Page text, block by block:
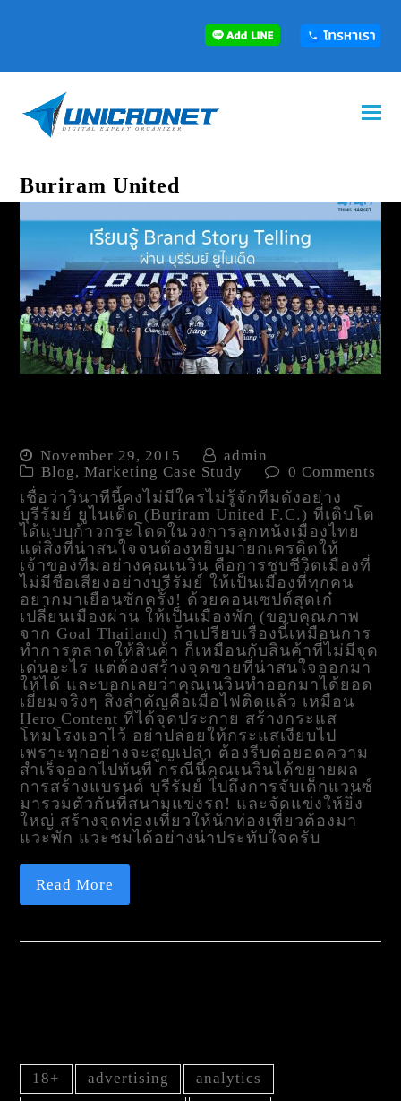
Buriram United
November 29, 2015
admin
Blog,Marketing Case Study 0 Comments
เชื่อว่าวินาทีนี้คงไม่มีใครไม่รู้จักทีมดังอย่าง
บุรีรัมย์ ยูไนเต็ด (Buriram United F.C.) ที่เติบโต
ได้แบบก้าวกระโดดในวงการลูกหนังเมืองไทย
แต่สิ่งที่น่าสนใจจนต้องหยิบมายกเครดิตให้
เจ้าของทีมอย่างคุณเนวิน คือการชุบชีวิตเมืองที่
ไม่มีชื่อเสียงอย่างบุรีรัมย์ ให้เป็นเมืองที่ทุกคน
อยากมาเยือนซักครั้ง! ด้วยคอนเซปต์สุดเก๋
เปลี่ยนเมืองผ่าน ให้เป็นเมืองพัก (ขอบคุณภาพ
จาก Goal Thailand) ถ้าเปรียบเรื่องนี้เหมือนการ
ทำการตลาดให้สินค้า ก็เหมือนกับสินค้าที่ไม่มีจุด
เด่นอะไร แต่ต้องสร้างจุดขายที่น่าสนใจออกมา
ให้ได้ และบอกเลยว่าคุณเนวินทำออกมาได้ยอด
เยี่ยมจริงๆ สิ่งสำคัญคือเมื่อไฟติดแล้ว เหมือน
Hero Content ที่ได้จุดประกาย สร้างกระแส
โหมโรงเอาไว้ อย่าปล่อยให้กระแสเงียบไป
เพราะทุกอย่างจะสูญเปล่า ต้องรีบต่อยอดความ
สำเร็จออกไปทันที กรณีนี้คุณเนวินได้ขยายผล
การสร้างแบรนด์ บุรีรัมย์ ไปถึงการจับเด็กแวนซ์
มารวมตัวกันที่สนามแข่งรถ! และจัดแข่งให้ยิ่ง
ใหญ่ สร้างจุดท่องเที่ยวให้นักท่องเที่ยวต้องมา
แวะพัก แวะชมได้อย่างน่าประทับใจครับ
Read More
18+ advertising
analytics